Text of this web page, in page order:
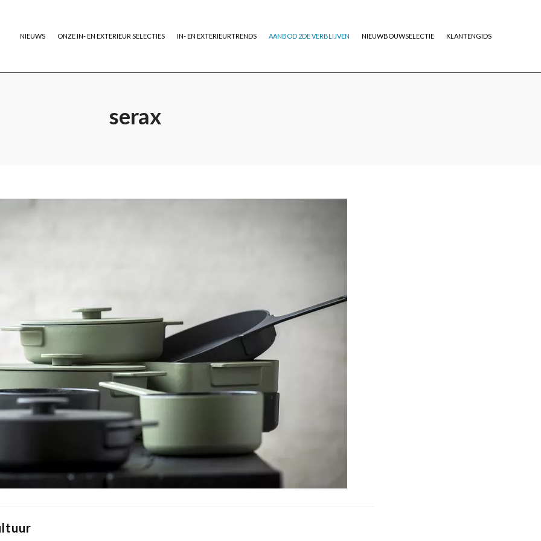
NIEUWS ONZE IN- EN EXTERIEUR SELECTIES IN- EN EXTERIEURTRENDS AANBOD 2DE VERBLIJVEN NIEUWBOUWSELECTIE KLANTENGIDS
serax